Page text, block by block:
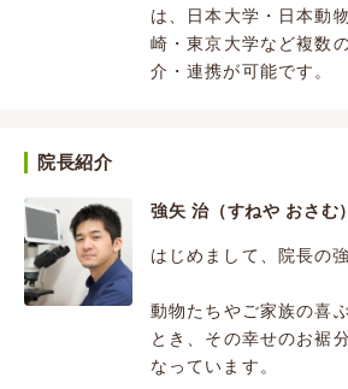
は、日本大学・日本動
崎・東京大学など複数
介・連携が可能です。
院長紹介
強矢 治（すねや おさむ）
はじめまして、院長の
動物たちやご家族の喜
とき、その幸せのお裾
なっています。